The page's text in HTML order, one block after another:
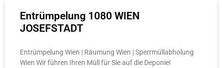
Entrümpelung 1080 WIEN
JOSEFSTADT
Entrümpelung Wien | Räumung Wien | Sperrmüllabholung
Wien Wir führen Ihren Müll für Sie auf die Deponie!